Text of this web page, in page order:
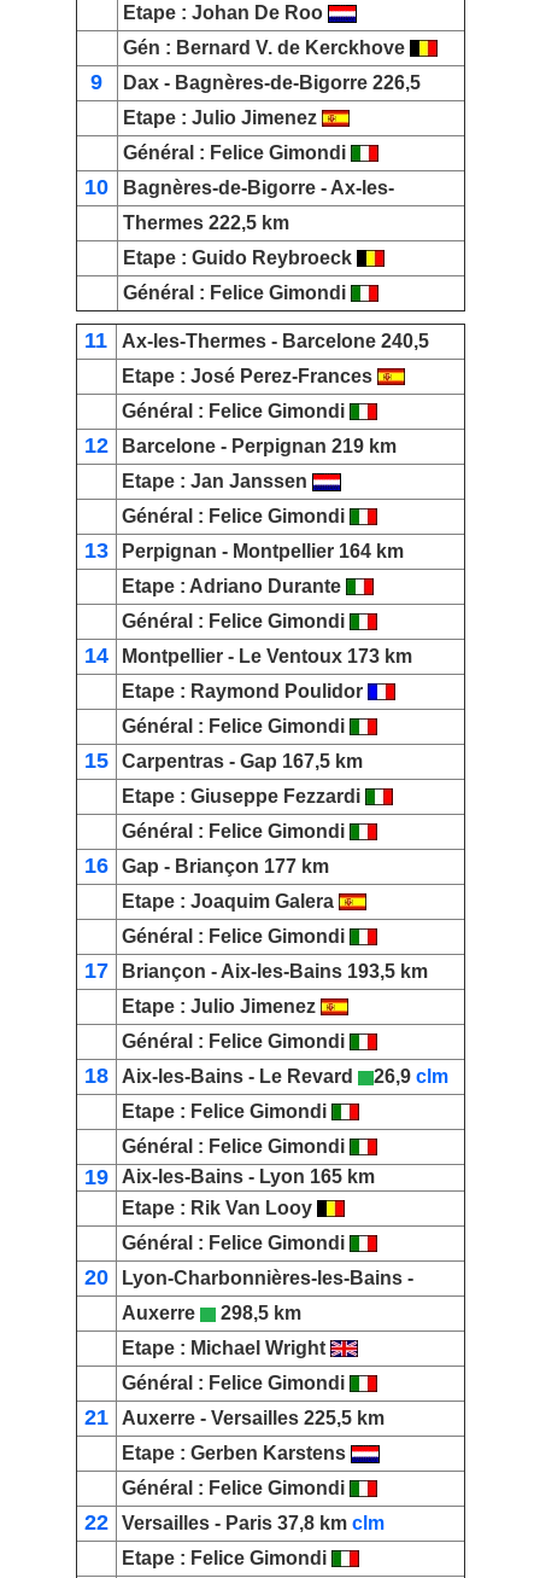
Etape : Johan De Roo
Gén : Bernard V. de Kerckhove
9 Dax- Bagnères-de-Bigorre226,5
Etape : Julio Jimenez
Général : Felice Gimondi
10 Bagnères-de-Bigorre- Ax-les-
Thermes222,5 km
Etape : Guido Reybroeck
Général : Felice Gimondi
11 Ax-les-Thermes- Barcelone240,5
Etape : José Perez-Frances
Général : Felice Gimondi
12 Barcelone- Perpignan 219 km
Etape : Jan Janssen
Général : Felice Gimondi
13 Perpignan - Montpellier164 km
Etape : Adriano Durante
Général : Felice Gimondi
14 Montpellier - Le Ventoux173 km
Etape : Raymond Poulidor
Général : Felice Gimondi
15 Carpentras- Gap 167,5 km
Etape : Giuseppe Fezzardi
Général : Felice Gimondi
16 Gap - Briançon 177 km
Etape : Joaquim Galera
Général : Felice Gimondi
17 Briançon - Aix-les-Bains193,5 km
Etape : Julio Jimenez
Général : Felice Gimondi
18 Aix-les-Bains- Le Revard 26,9clm
Etape : Felice Gimondi
Général : Felice Gimondi
19 Aix-les-Bains- Lyon 165 km
Etape : Rik Van Looy
Général : Felice Gimondi
20 Lyon-Charbonnières-les-Bains-
Auxerre
298,5 km
Etape : Michael Wright
Général : Felice Gimondi
21 Auxerre- Versailles225,5 km
Etape : Gerben Karstens
Général : Felice Gimondi
22 Versailles- Paris37,8 km clm
Etape : Felice Gimondi